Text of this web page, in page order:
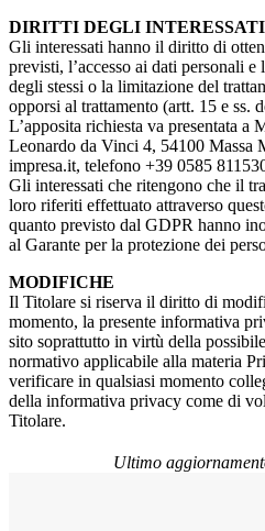
DIRITTI DEGLI INTERESSATI
Gli interessati hanno il diritto di
previsti, l’accesso ai dati personali
degli stessi o la limitazione del
opporsi al trattamento (artt. 15 e ss.
L’apposita richiesta va presentata a
Leonardo da Vinci 4, 54100 Massa
impresa.it, telefono +39 0585
Gli interessati che ritengono che il
loro riferiti effettuato attraverso
quanto previsto dal GDPR hanno
al Garante per la protezione dei
MODIFICHE
Il Titolare si riserva il diritto di
momento, la presente informativa
sito soprattutto in virtù della
normativo applicabile alla materia
verificare in qualsiasi momento
della informativa privacy come di
Titolare.
Ultimo